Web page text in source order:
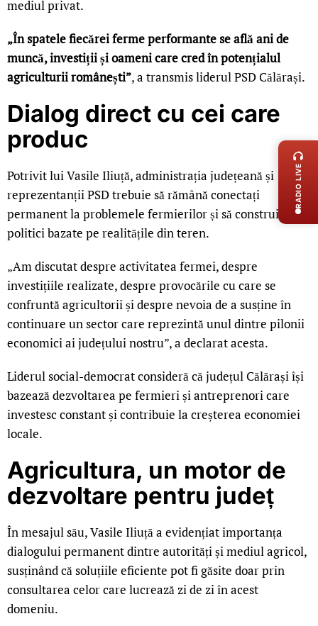
mediul privat.
„În spatele fiecărei ferme performante se află ani de
muncă, investiții și oameni care cred în potențialul
agriculturii românești”, a transmis liderul PSD Călărași.
Dialog direct cu cei care
produc
Potrivit lui Vasile Iliuță, administrația județeană și
reprezentanții PSD trebuie să rămână conectați
permanent la problemele fermierilor și să construiască
politici bazate pe realitățile din teren.
„Am discutat despre activitatea fermei, despre
investițiile realizate, despre provocările cu care se
confruntă agricultorii și despre nevoia de a susține în
continuare un sector care reprezintă unul dintre pilonii
economici ai județului nostru”, a declarat acesta.
Liderul social-democrat consideră că județul Călărași își
bazează dezvoltarea pe fermieri și antreprenori care
investesc constant și contribuie la creșterea economiei
locale.
Agricultura, un motor de
dezvoltare pentru județ
În mesajul său, Vasile Iliuță a evidențiat importanța
dialogului permanent dintre autorități și mediul agricol,
susținând că soluțiile eficiente pot fi găsite doar prin
consultarea celor care lucrează zi de zi în acest
domeniu.
RADIO LIVE